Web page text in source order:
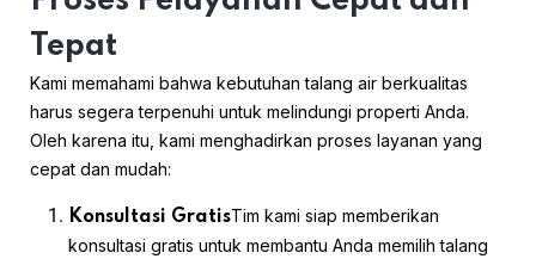
Tepat
Kami memahami bahwa kebutuhan talang air berkualitas
harus segera terpenuhi untuk melindungi properti Anda.
Oleh karena itu, kami menghadirkan proses layanan yang
cepat dan mudah:
Konsultasi GratisTim kami siap memberikan
konsultasi gratis untuk membantu Anda memilih talang